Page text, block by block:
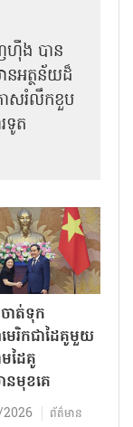
ហ៊ឹង បាន
នអត្ថន័យដ៏
ាសរំលឹកខួប
ទូត
ាត់ទុក
េរិកជាដៃគូមួយ
ដៃគូ
មុខគេ
ព័ត៌មាន